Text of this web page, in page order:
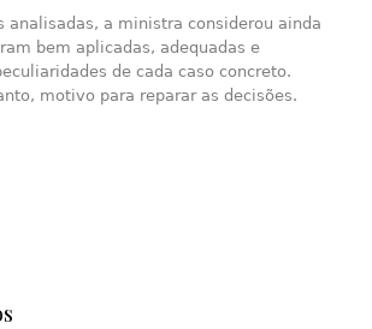
analisadas, a ministra considerou ainda
bem aplicadas, adequadas e
de cada caso concreto.
motivo para reparar as decisões.